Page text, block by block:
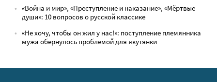
«Война и мир», «Преступление и наказание», «Мёртвые
души»: 10 вопросов о русской классике
«Не хочу, чтобы он жил у нас!»: поступление племянника
мужа обернулось проблемой для якутянки